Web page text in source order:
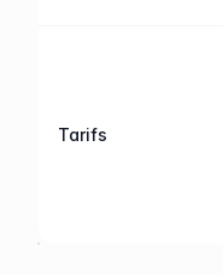
Tarifs